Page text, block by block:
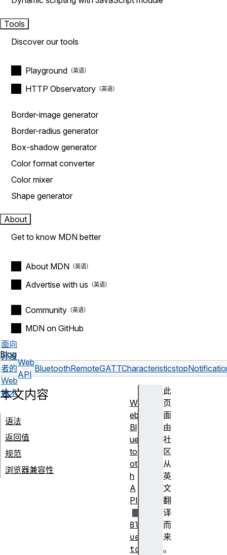
Tools
Discover our tools
Playground
HTTP Observatory
Border-image generator
Border-radius generator
Box-shadow generator
Color format converter
Color mixer
Shape generator
About
Get to know MDN better
About MDN
Advertise with us
Community
MDN on GitHub
Blog
面向
开发
者的
Web
技术
Web
API
BluetoothRemoteGATTCharacteristic
此
页
面
由
社
区
从
英
文
翻
译
而
来
。
本文内容
语法
返回值
规范
浏览器兼容性
W
eb
Bl
ue
to
ot
h
A
PI
Bl
ue
to